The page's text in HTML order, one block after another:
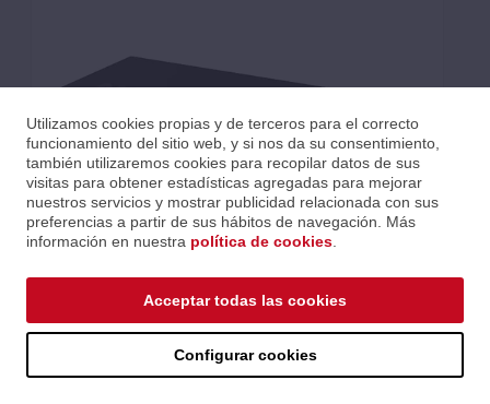
GSM4212P-100EUS
Ref.: ING-GSM4212P-100EUS
Código EAN 0606449149548
Precios al iniciar sesión.
Utilizamos cookies propias y de terceros para el correcto
funcionamiento del sitio web, y si nos da su consentimiento,
también utilizaremos cookies para recopilar datos de sus
visitas para obtener estadísticas agregadas para mejorar
nuestros servicios y mostrar publicidad relacionada con sus
preferencias a partir de sus hábitos de navegación. Más
información en nuestra política de cookies
Configurar cookies
Acceptar todas las cookies